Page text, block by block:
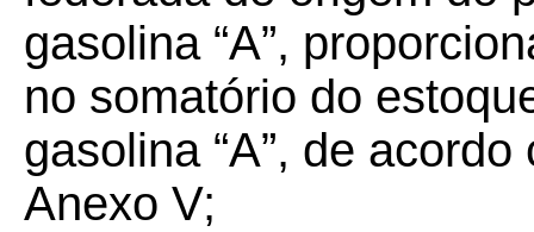
gasolina “A”,
no somatório do
gasolina “A”, de
Anexo V;